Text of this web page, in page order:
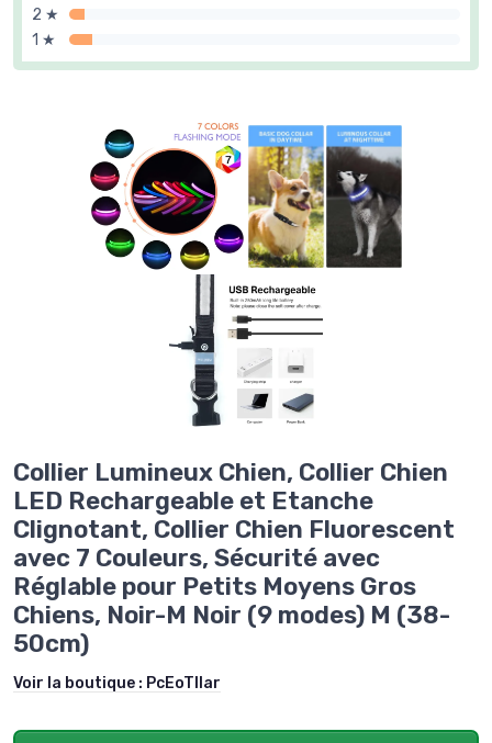
2 ★
1 ★
Collier Lumineux Chien, Collier Chien
LED Rechargeable et Etanche
Clignotant, Collier Chien Fluorescent
avec 7 Couleurs, Sécurité avec
Réglable pour Petits Moyens Gros
Chiens, Noir-M Noir (9 modes) M (38-
50cm)
Voir la boutique : PcEoTllar